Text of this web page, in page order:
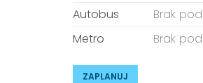
Autobus
Brak
Metro
Brak
ZAPLANUJ